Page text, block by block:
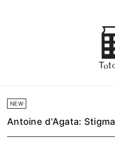
NEW
Antoine d'Agata: Stigma